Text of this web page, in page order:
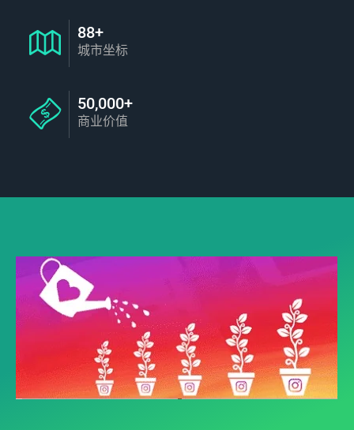
88+
城市坐标
50,000+
商业价值